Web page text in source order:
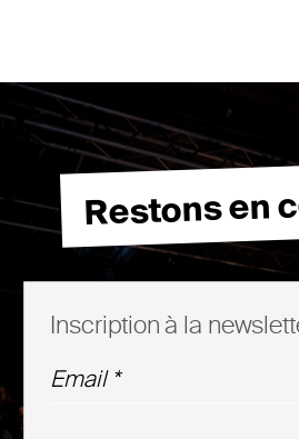
Restons en
Inscription à la